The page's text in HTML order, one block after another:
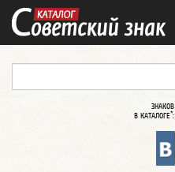
ЗНАКОВ
В КАТАЛОГЕ*: